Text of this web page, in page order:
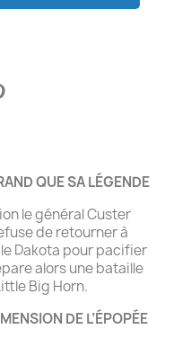
QUE SA LÉGENDE
le général Custer
de retourner à
Dakota pour pacifier
alors une bataille
Big Horn.
DE L’ÉPOPÉE